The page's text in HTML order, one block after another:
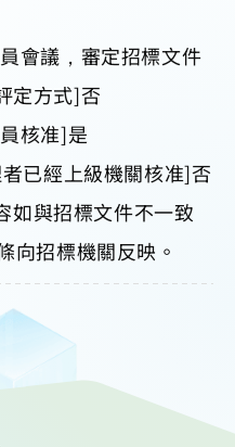
會議，審定招標文件
定方式]否
核准]是
已經上級機關核准]否
與招標文件不一致
向招標機關反映。